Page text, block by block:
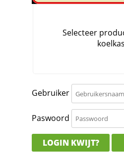
Gebruiker
Paswoord
LOGIN KWIJT?